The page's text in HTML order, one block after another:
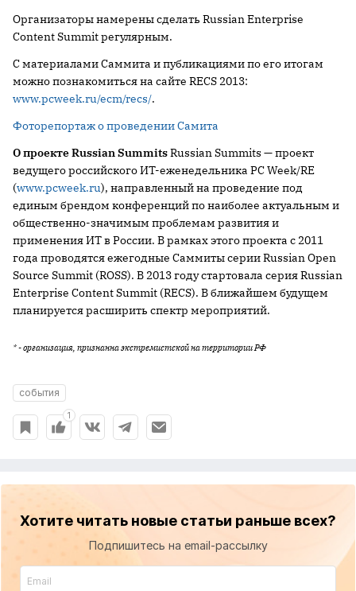
Организаторы намерены сделать Russian Enterprise
Content Summit регулярным.
С материалами Саммита и публикациями по его итогам
можно познакомиться на сайте RECS 2013:
www.pcweek.ru/ecm/recs/.
Фоторепортаж о проведении Самита
О проектеRussianSummitsRussian Summits — проект
ведущего российского ИТ-еженедельника PC Week/RE
(www.pcweek.ru), направленный на проведение под
единым брендом конференций по наиболее актуальным и
общественно-значимым проблемам развития и
применения ИТ в России. В рамках этого проекта c 2011
года проводятся ежегодные Саммиты серии Russian Open
Source Summit (ROSS). В 2013 году стартовала серия Russian
Enterprise Content Summit (RECS). В ближайшем будущем
планируется расширить спектр мероприятий.
* - организация, признанна экстремистской на территории РФ
события
1
Хотите читать новые статьи раньше всех?
Подпишитесь на email-рассылку